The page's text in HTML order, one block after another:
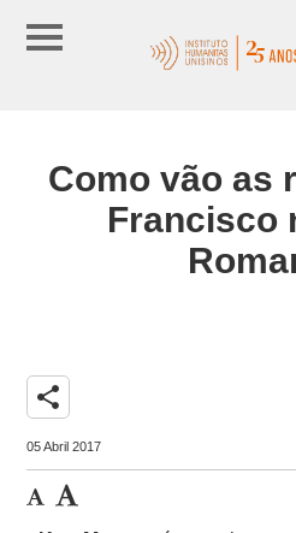
Como vão as
Francisco
share
05 Abril 2017